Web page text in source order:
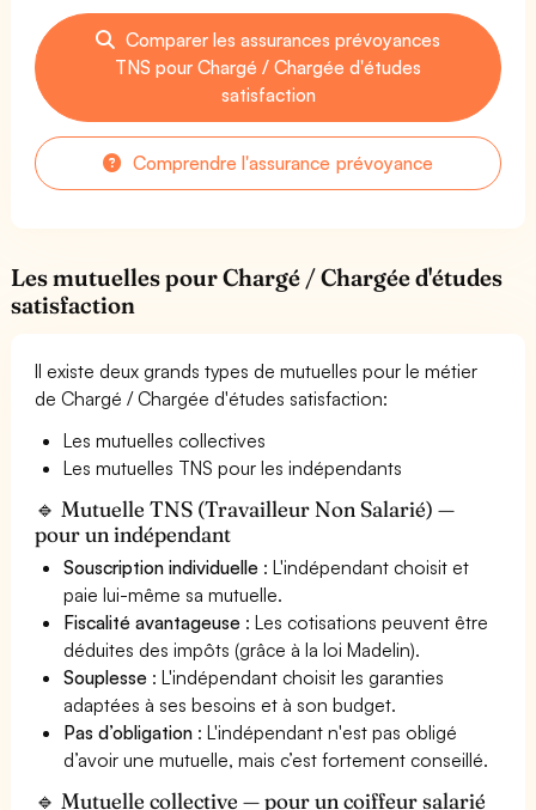
Comparer les assurances prévoyances
TNS pour Chargé / Chargée d'études
satisfaction
Comprendre l'assurance prévoyance
Les mutuelles pour Chargé / Chargée d'études
satisfaction
Il existe deux grands types de mutuelles pour le métier
de Chargé / Chargée d'études satisfaction:
Les mutuelles collectives
Les mutuelles TNS pour les indépendants
🔹 Mutuelle TNS (Travailleur Non Salarié) —
pour un indépendant
Souscription individuelle : L'indépendant choisit et
paie lui-même sa mutuelle.
Fiscalité avantageuse : Les cotisations peuvent être
déduites des impôts (grâce à la loi Madelin).
Souplesse : L'indépendant choisit les garanties
adaptées à ses besoins et à son budget.
Pas d’obligation : L'indépendant n'est pas obligé
d’avoir une mutuelle, mais c’est fortement conseillé.
🔹 Mutuelle collective — pour un coiffeur salarié